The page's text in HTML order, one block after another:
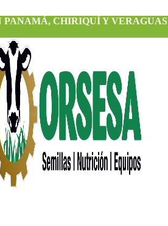
PANAMÁ, CHIRIQUÍ Y VERAGUAS